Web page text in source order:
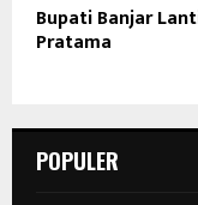
Bupati Banjar
Pratama
POPULER